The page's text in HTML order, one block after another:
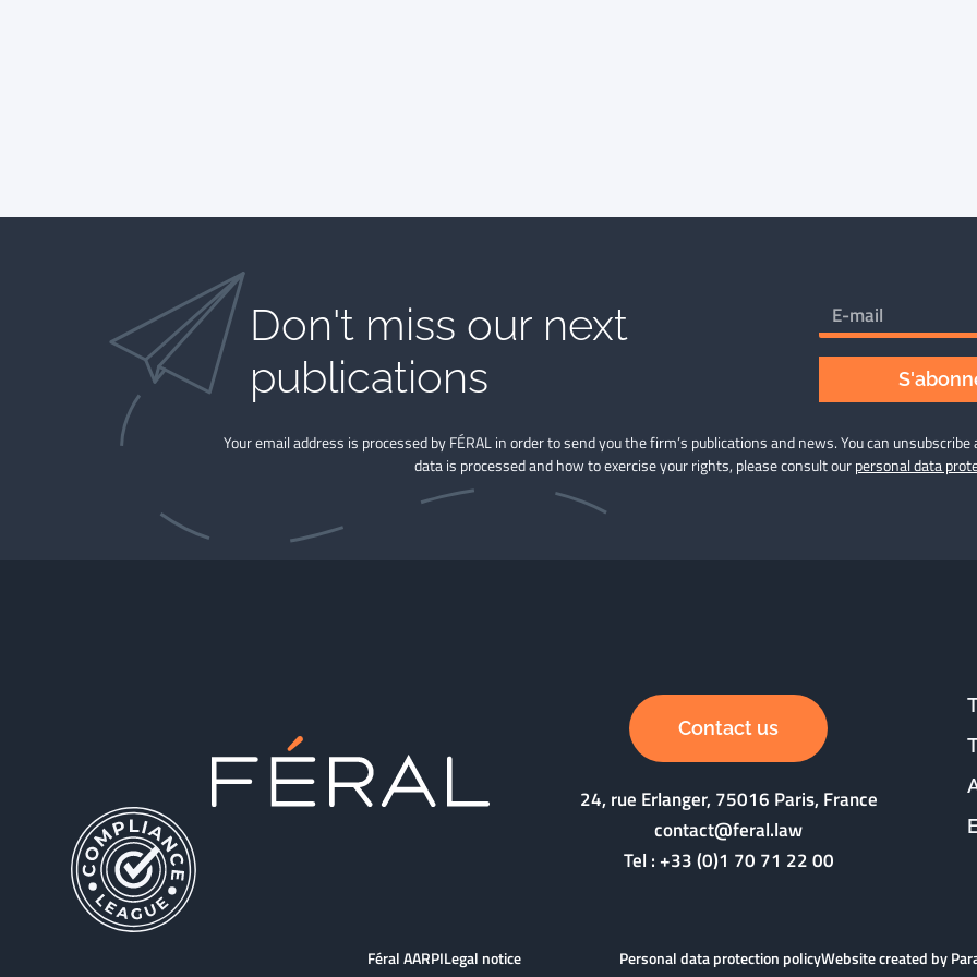
Don't miss our next
publications​
Your email address is processed by FÉRAL in order to send you the firm’s publications and news. You can
data is processed and how to exercise your rights, please consult ourpersonal data
Contact us
24, rue Erlanger, 75016 Paris, France
contact@feral.law
Tel :+33 (0)1 70 71 22 00
Féral AARPILegal notice Personal data protection policyWebsite created by